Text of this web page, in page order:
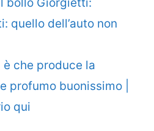
quello dell’auto non
che produce la
profumo buonissimo |
qui